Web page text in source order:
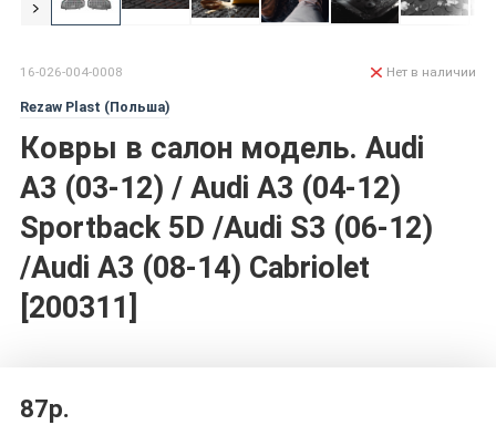
16-026-004-0008
Rezaw Plast (Польша)
Ковры в салон модель. Audi
A3 (03-12) / Audi A3 (04-12)
Sportback 5D /Audi S3 (06-12)
/Audi A3 (08-14) Cabriolet
[200311]
Нет в наличии
87р.